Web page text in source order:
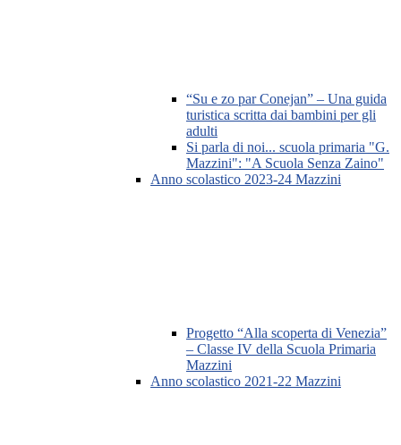
“Su e zo par Conejan” – Una guida
turistica scritta dai bambini per gli
adulti
Si parla di noi... scuola primaria "G.
Mazzini": "A Scuola Senza Zaino"
Anno scolastico 2023-24 Mazzini
Progetto “Alla scoperta di Venezia”
– Classe IV della Scuola Primaria
Mazzini
Anno scolastico 2021-22 Mazzini